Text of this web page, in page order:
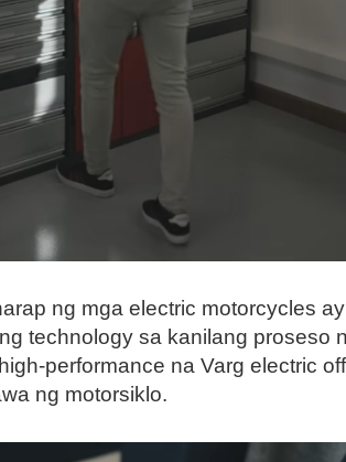
ng mga electric motorcycles
technology sa kanilang proseso
performance na Varg electric
ng motorsiklo.